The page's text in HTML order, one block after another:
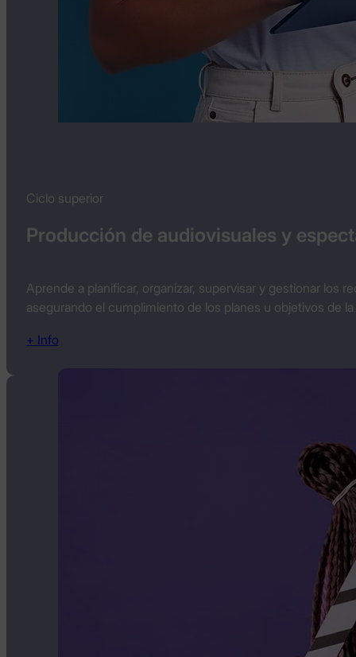
Producción de audiovisuales y
Ciclo superior
Aprende a planificar, organizar, supervisar y gestionar
asegurando el cumplimiento de los planes u objetivos de
+ Info